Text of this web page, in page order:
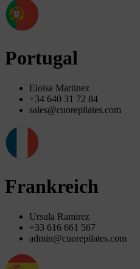
Portugal
Eloisa Martinez
+34 640 31 72 84
sales@cuorepilates.com
Frankreich
Ursula Ramirez
+33 616 661 567
admin@cuorepilates.com